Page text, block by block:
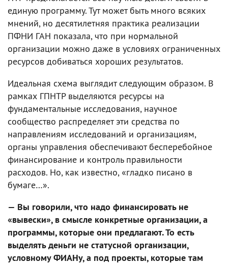
единую программу. Тут может быть много всяких
мнений, но десятилетняя практика реализации
ПФНИ ГАН показала, что при нормальной
организации можно даже в условиях ограниченных
ресурсов добиваться хороших результатов.
Идеальная схема выглядит следующим образом. В
рамках ГПНТР выделяются ресурсы на
фундаментальные исследования, научное
сообщество распределяет эти средства по
направлениям исследований и организациям,
органы управления обеспечивают бесперебойное
финансирование и контроль правильности
расходов. Но, как известно, «гладко писано в
бумаге…».
— Вы говорили, что надо финансировать не
«вывески», в смысле конкретные организации, а
программы, которые они предлагают. То есть
выделять деньги не статусной организации,
условному ФИАНу, а под проекты, которые там